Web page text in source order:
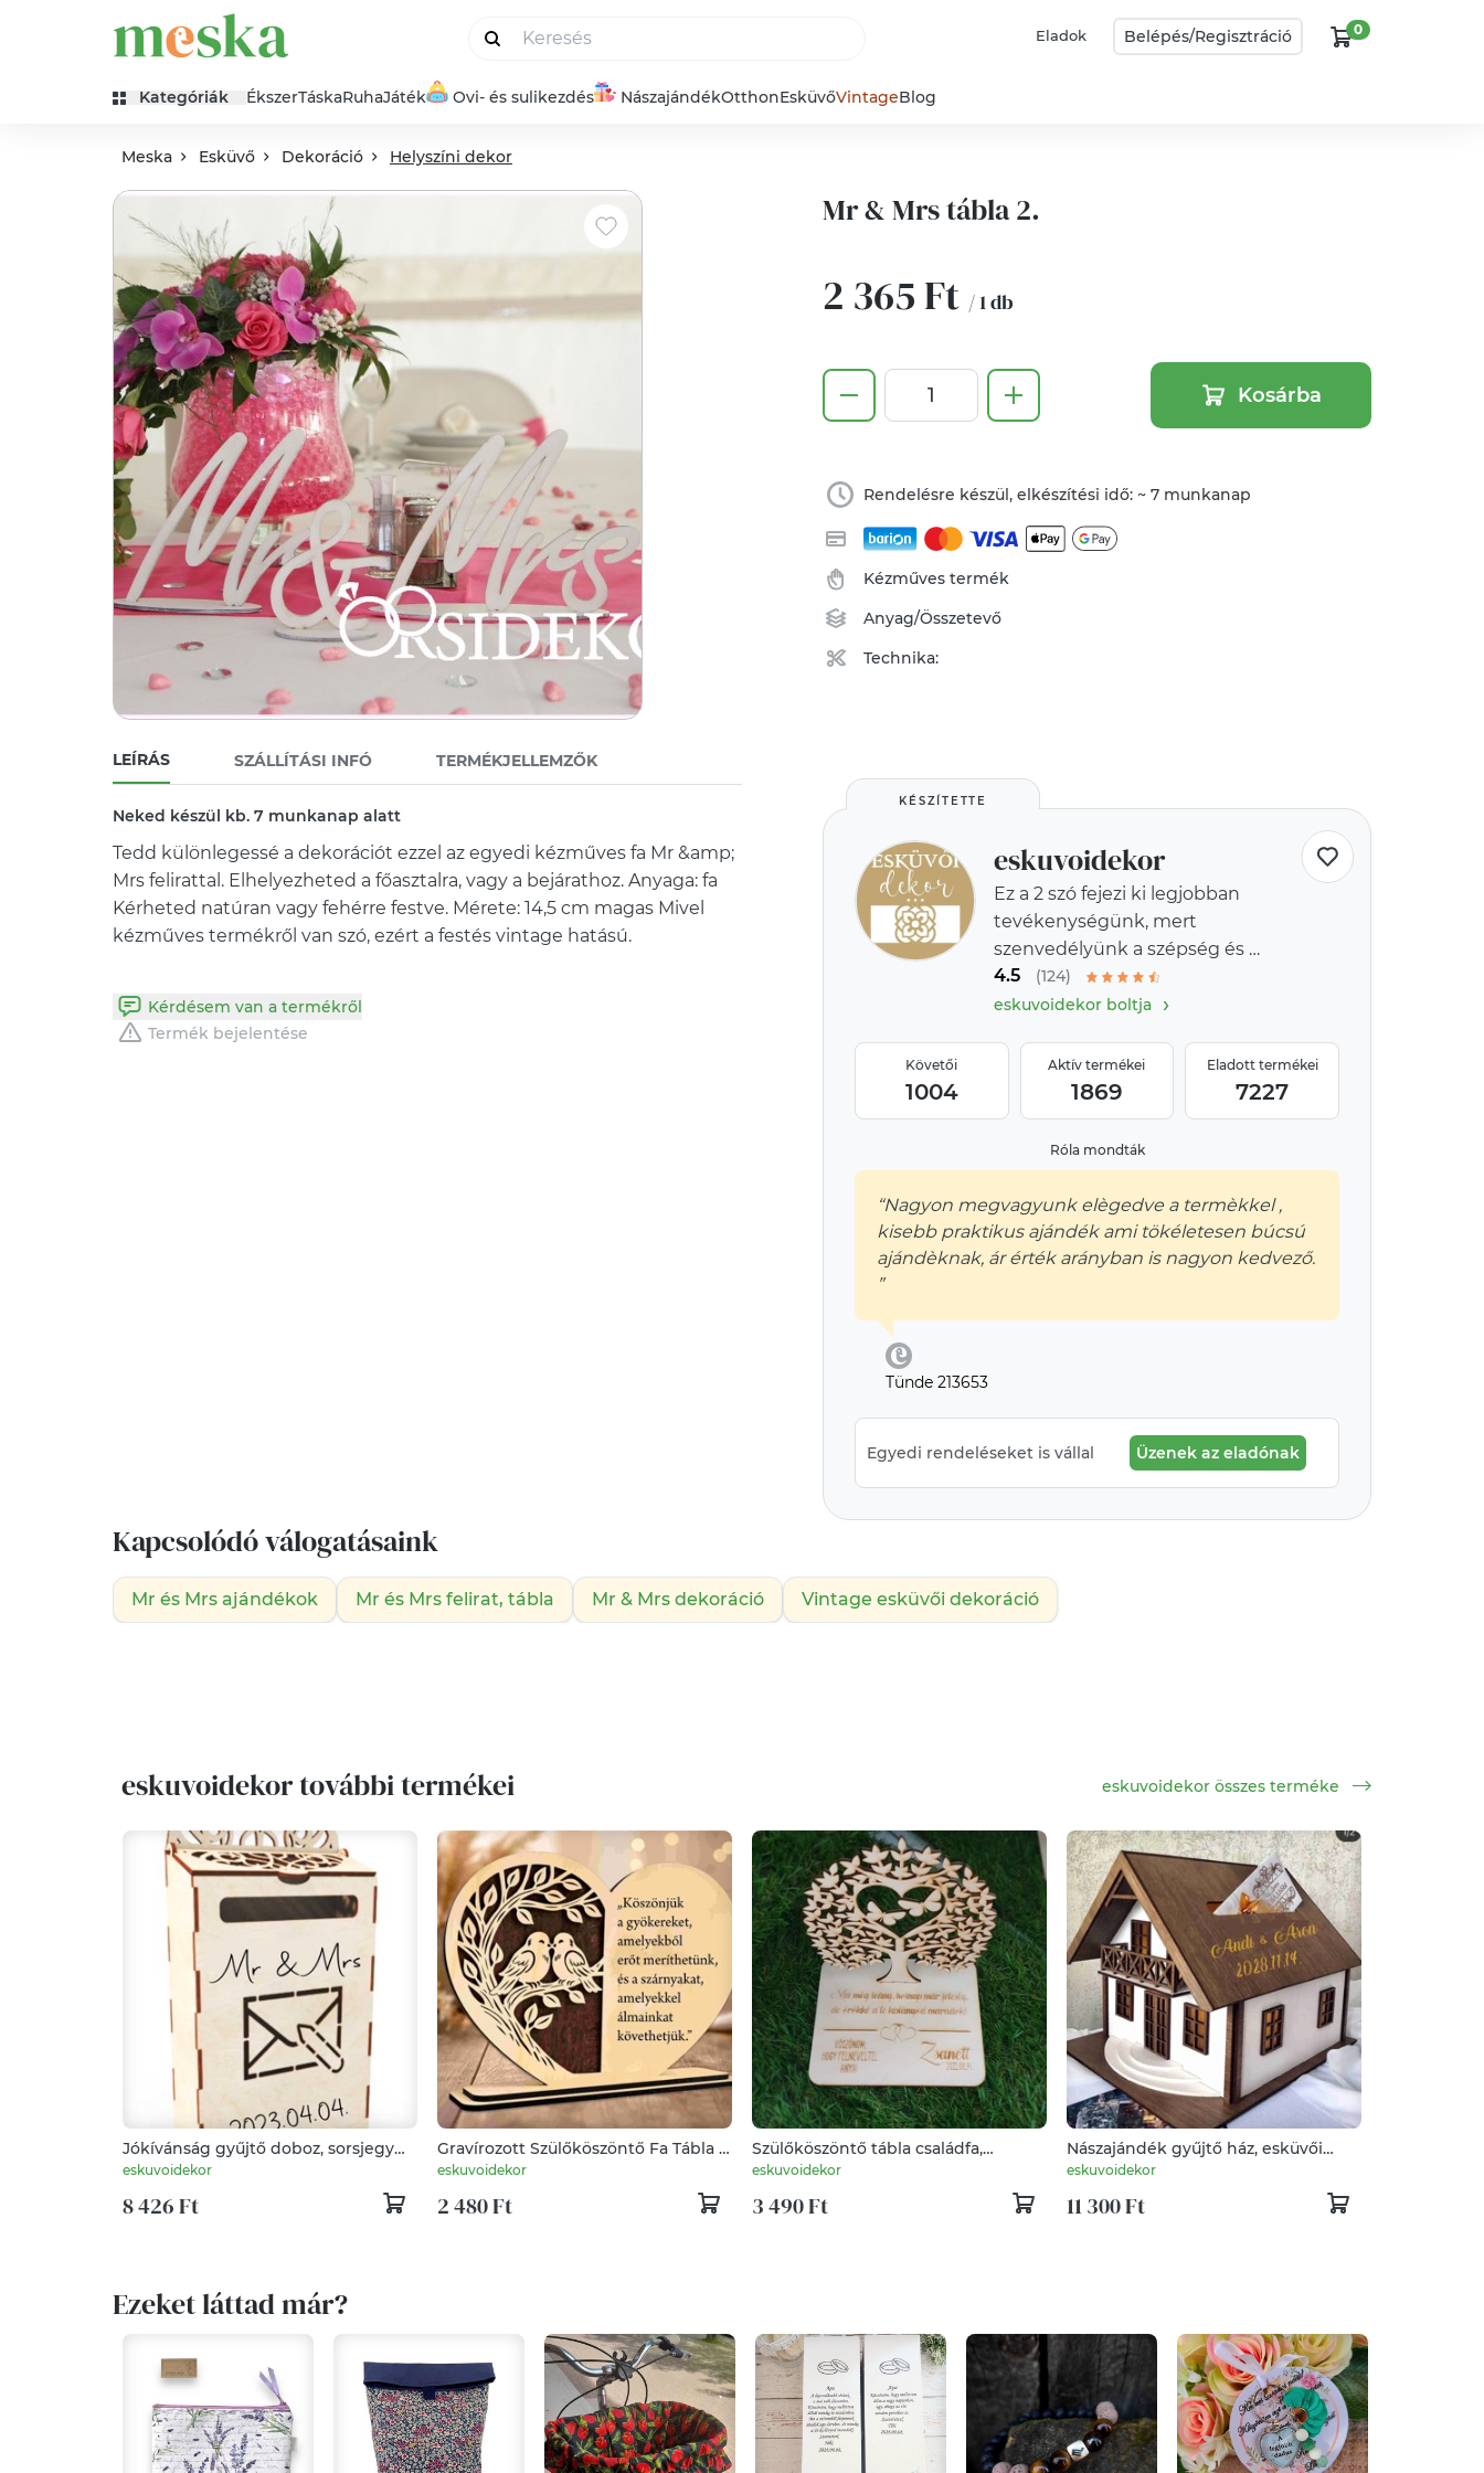
Eladok Belépés/Regisztráció 0
Kategóriák ÉkszerTáskaRuhaJáték Ovi- és sulikezdés NászajándékOtthonEsküvőVintageBlog
Meska Esküvő Dekoráció Helyszíni dekor
LEÍRÁS SZÁLLÍTÁSI INFÓ TERMÉKJELLEMZŐK
Neked készül kb. 7 munkanap alatt
Tedd különlegessé a dekorációt ezzel az egyedi kézműves fa Mr &amp;
Mrs felirattal. Elhelyezheted a főasztalra, vagy a bejárathoz. Anyaga: fa
Kérheted natúran vagy fehérre festve. Mérete: 14,5 cm magas Mivel
kézműves termékről van szó, ezért a festés vintage hatású.
Kérdésem van a termékről
Termék bejelentése
Mr & Mrs tábla 2.
2 365 Ft / 1 db
Kosárba
Rendelésre készül, elkészítési idő: ~ 7 munkanap
Kézműves termék
Anyag/Összetevő
Technika:
KÉSZÍTETTE
eskuvoidekor
Ez a 2 szó fejezi ki legjobban
tevékenységünk, mert
szenvedélyünk a szépség és a
egyediség
4.5
(124)
eskuvoidekor boltja
›
Követői
1004
Aktív termékei
1869
Eladott termékei
7227
Róla mondták
“Nagyon megvagyunk elègedve a termèkkel ,
kisebb praktikus ajándék ami tökéletesen búcsú
ajándèknak, ár érték arányban is nagyon kedvező.
”
Tünde 213653
Egyedi rendeléseket is vállal Üzenek az eladónak
Kapcsolódó válogatásaink
Mr és Mrs ajándékok Mr és Mrs felirat, tábla Mr & Mrs dekoráció Vintage esküvői dekoráció
eskuvoidekor további termékei eskuvoidekor összes terméke
Jókívánság gyűjtő doboz, sorsjegy
esküvőre
eskuvoidekor
8 426 Ft
Gravírozott Szülőköszöntő Fa Tábla –
Személyre Szabott Esküvői Ajándék
eskuvoidekor
2 480 Ft
Szülőköszöntő tábla családfa,
köszöntő tábla
eskuvoidekor
3 490 Ft
Nászajándék gyűjtő ház, esküvői
pénzgyűjtő ház, névre szólóan színes
eskuvoidekor
11 300 Ft
Ezeket láttad már?